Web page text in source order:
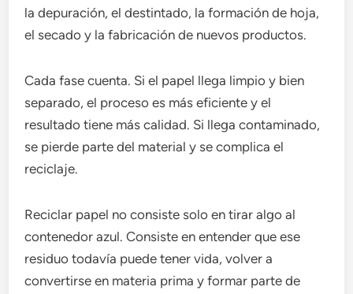
la depuración, el destintado, la formación de hoja,
el secado y la fabricación de nuevos productos.
Cada fase cuenta. Si el papel llega limpio y bien
separado, el proceso es más eficiente y el
resultado tiene más calidad. Si llega contaminado,
se pierde parte del material y se complica el
reciclaje.
Reciclar papel no consiste solo en tirar algo al
contenedor azul. Consiste en entender que ese
residuo todavía puede tener vida, volver a
convertirse en materia prima y formar parte de